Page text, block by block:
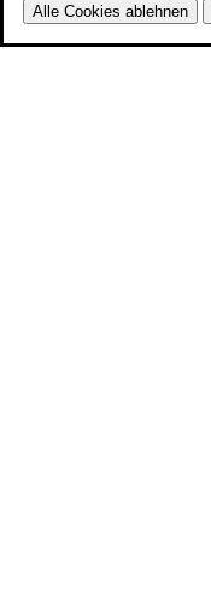
Alle Cookies ablehnen